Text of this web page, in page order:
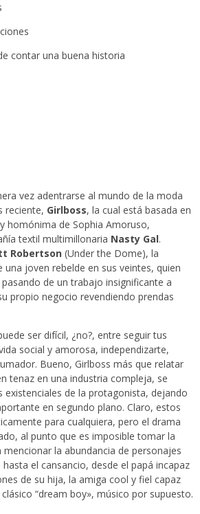
contar una buena historia
vez adentrarse al mundo de la moda
reciente, Girlboss, la cual está basada en
homónima de Sophia Amoruso,
textil multimillonaria Nasty Gal.
Robertson (Under the Dome), la
una joven rebelde en sus veintes, quien
de un trabajo insignificante a
propio negocio revendiendo prendas
ser difícil, ¿no?, entre seguir tus
social y amorosa, independizarte,
Bueno, Girlboss más que relatar
tenaz en una industria compleja, se
de la protagonista, dejando
en segundo plano. Claro, estos
para cualquiera, pero el drama
al punto que es imposible tomar la
la abundancia de personajes
el cansancio, desde el papá incapaz
de su hija, la amiga cool y fiel capaz
“dream boy», músico por supuesto.